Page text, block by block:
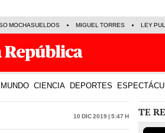
MOCHASUELDOS MIGUEL TORRES LEY
MUNDO CIENCIA DEPORTES
10 Dic 2019 | 5:47 h TE